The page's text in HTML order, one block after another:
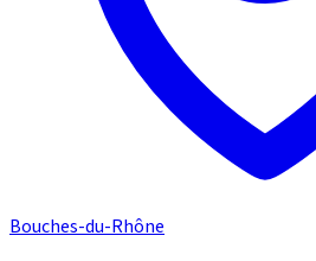
Bouches-du-Rhône